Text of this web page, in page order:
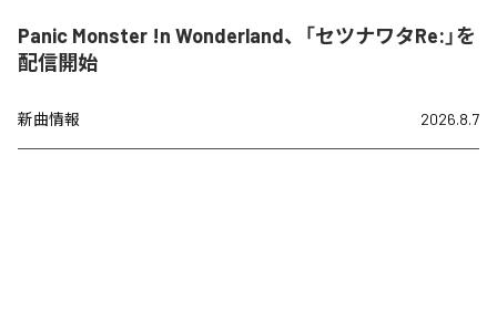
Panic Monster !n Wonderland、「セツナワタRe:」を
配信開始
新曲情報 2026.8.7